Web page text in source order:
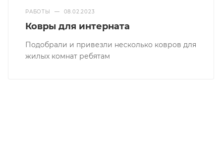
РАБОТЫ — 08.02.2023
Ковры для интерната
Подобрали и привезли несколько ковров для
жилых комнат ребятам